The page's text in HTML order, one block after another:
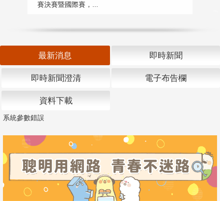
賽決賽暨國際賽，...
最新消息 即時新聞
即時新聞澄清 電子布告欄
資料下載
系統參數錯誤